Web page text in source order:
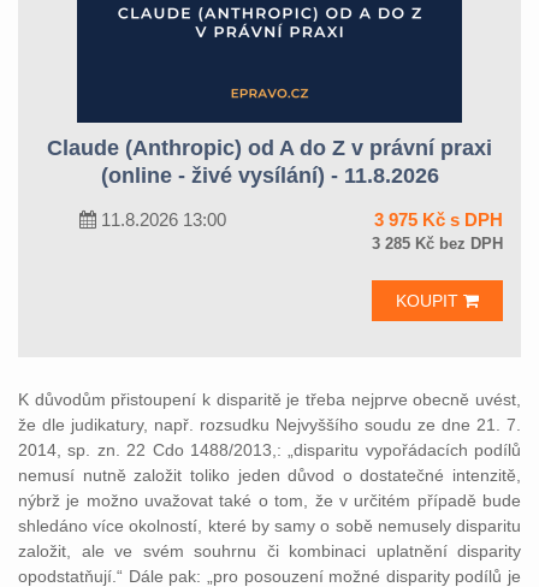
Claude (Anthropic) od A do Z v právní praxi
(online - živé vysílání) - 11.8.2026
11.8.2026 13:00 3 975 Kč s DPH
3 285 Kč bez DPH
KOUPIT
K důvodům přistoupení k disparitě je třeba nejprve obecně uvést,
že dle judikatury, např. rozsudku Nejvyššího soudu ze dne 21. 7.
2014, sp. zn. 22 Cdo 1488/2013,: „disparitu vypořádacích podílů
nemusí nutně založit toliko jeden důvod o dostatečné intenzitě,
nýbrž je možno uvažovat také o tom, že v určitém případě bude
shledáno více okolností, které by samy o sobě nemusely disparitu
založit, ale ve svém souhrnu či kombinaci uplatnění disparity
opodstatňují.“ Dále pak: „pro posouzení možné disparity podílů je